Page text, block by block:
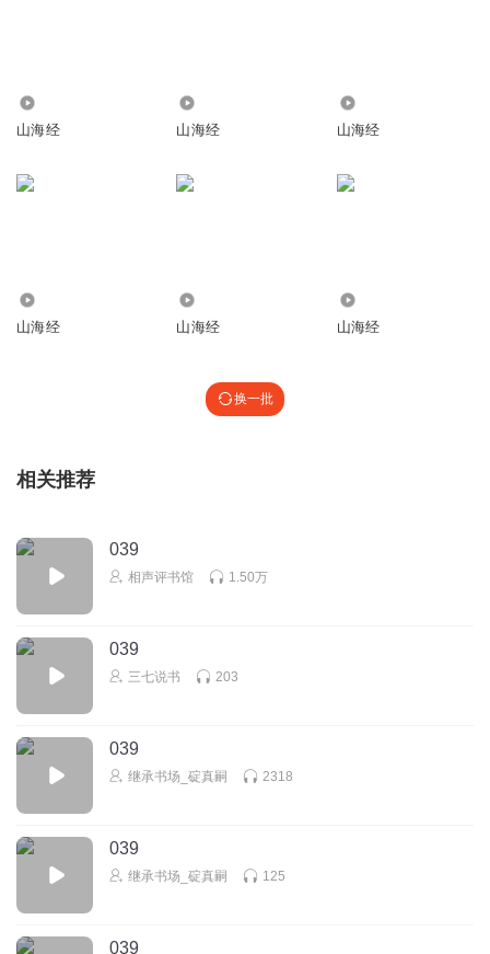
山海经 山海经 山海经
山海经 山海经 山海经
换一批
相关推荐
039
相声评书馆 1.50万
039
三七说书 203
039
继承书场_碇真嗣 2318
039
继承书场_碇真嗣 125
039